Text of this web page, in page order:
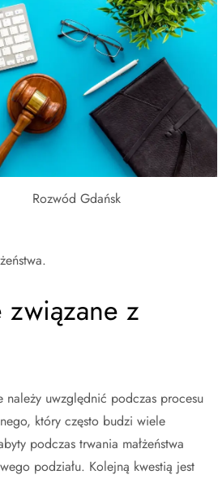
Rozwód Gdańsk
związane z
uwzględnić podczas procesu
który często budzi wiele
podczas trwania małżeństwa
podziału. Kolejną kwestią jest